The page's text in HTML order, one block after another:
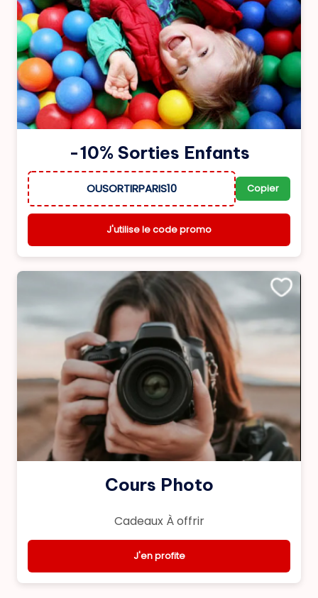
-10% Sorties Enfants
OUSORTIRPARIS10 Copier
J'utilise le code promo
Cours Photo
Cadeaux À offrir
J'en profite